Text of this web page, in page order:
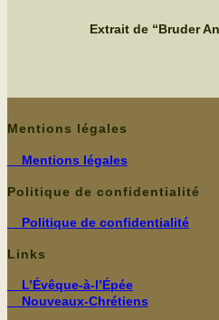
Extrait de “Bruder
Mentions légales
Men­tions légales
Politique de confidentialité
Poli­tique de confidentialité
Links
L’Évêque-à‑l’Épée
Nouveaux-Chrétiens